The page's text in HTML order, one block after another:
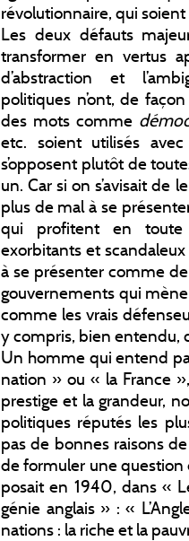
révolutionnaire, qui
Les deux défauts
transformer en vertus
d’abstraction et
politiques n’ont, de
des mots comme
etc. soient utilisés
s’opposent plutôt de
un. Car si on s’avisait de
plus de mal à se
qui profitent en toute
exorbitants et
à se présenter comme
gouvernements qui
comme les vrais
y compris, bien entendu,
Un homme qui entend
nation » ou « la France
prestige et la grandeur,
politiques réputés les
pas de bonnes raisons
de formuler une question
posait en 1940, dans «
génie anglais » : «
nations : la riche et la